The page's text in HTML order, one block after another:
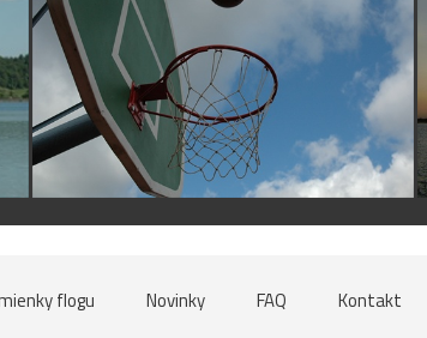
flogu Novinky FAQ Kontakt